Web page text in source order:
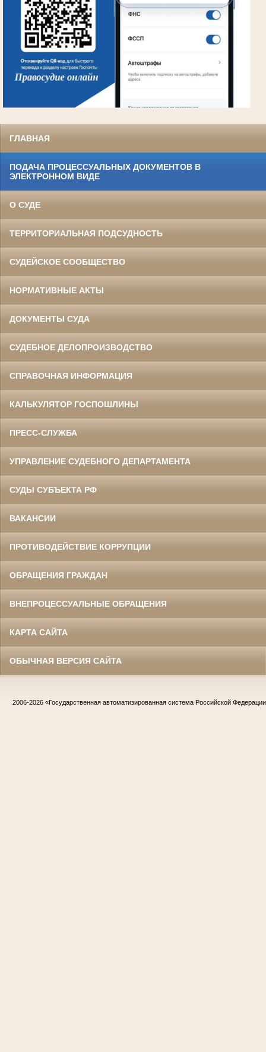
ГЛАВНАЯ
ПОДАЧА ПРОЦЕССУАЛЬНЫХ ДОКУМЕНТОВ В
ЭЛЕКТРОННОМ ВИДЕ
О СУДЕ
ТЕРРИТОРИАЛЬНАЯ ПОДСУДНОСТЬ
СУДЕЙСКОЕ СООБЩЕСТВО
НОРМАТИВНЫЕ АКТЫ
ДОКУМЕНТЫ СУДА
СУДЕБНОЕ ДЕЛОПРОИЗВОДСТВО
СПРАВОЧНАЯ ИНФОРМАЦИЯ
КАЛЬКУЛЯТОР ГОСПОШЛИНЫ
ПРЕСС-СЛУЖБА
УПРАВЛЕНИЕ СУДЕБНОГО ДЕПАРТАМЕНТА
СУДЫ СУБЪЕКТА РФ
ВАКАНСИИ
ПРОТИВОДЕЙСТВИЕ КОРРУПЦИИ
ОБРАЩЕНИЯ ГРАЖДАН
ВНЕПРОЦЕССУАЛЬНЫЕ ОБРАЩЕНИЯ
КАРТА САЙТА
ОБЫЧНАЯ ВЕРСИЯ САЙТА
2006-2026 «Государственная автоматизированная система Российской